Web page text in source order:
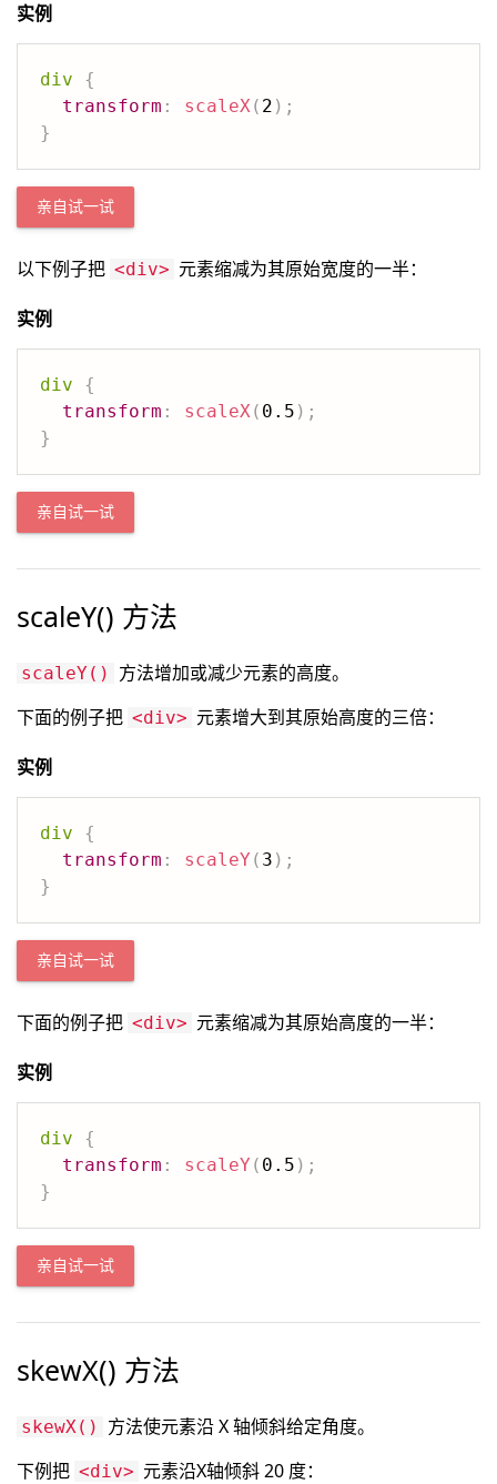
实例
div
{
transform : scaleX( 2 ) ;
}
亲自试一试
以下例子把 <div> 元素缩减为其原始宽度的一半：
实例
div
{
transform : scaleX( 0.5 ) ;
}
亲自试一试
scaleY() 方法
scaleY()
方法增加或减少元素的高度。
下面的例子把 <div> 元素增大到其原始高度的三倍：
实例
div
{
transform : scaleY ( 3 ) ;
}
亲自试一试
下面的例子把 <div> 元素缩减为其原始高度的一半：
实例
div
{
transform : scaleY ( 0.5 ) ;
}
亲自试一试
skewX() 方法
skewX()
方法使元素沿 X 轴倾斜给定角度。
下例把 <div> 元素沿X轴倾斜 20 度：